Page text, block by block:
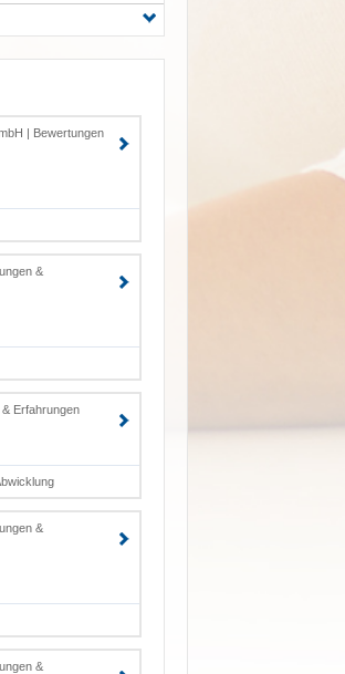
| Bewertungen
&
Erfahrungen
&
&